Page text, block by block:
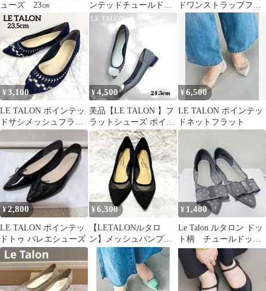
ューズ 23㎝
ンテッドチュールドッ
トリボンフラット 22cm
ドワンストラップフラ
ット ベージュ 24cm
¥3,100
LE TALON ポインテッ
ドサシメッシュフラッ
ト ネイビー 23.5 ルタ
ロン
¥4,500
美品【LE TALON 】フ
ラットシューズ ポイン
テッド レディース 24.5
¥6,500
LE TALON ポインテッ
ドネットフラット
¥2,800
LE TALON ポインテッ
ドトゥ バレエシューズ
¥6,300
【LETALONルタロ
ン】メッシュパンプス
ポインテッドトゥ フラ
ット黒23.5
¥ 1,400
Le Talon ルタロン ドッ
ト柄 チュールドット
リボンフラットパンプ
ス 23